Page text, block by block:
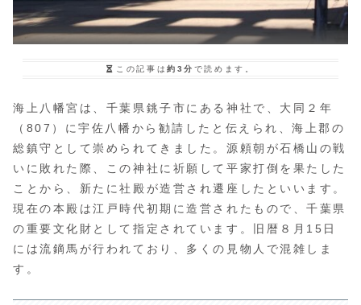
この記事は約3分 で読めます。
海上八幡宮は、千葉県銚子市にある神社で、大同２年
（807）に宇佐八幡から勧請したと伝えられ、海上郡の
総鎮守として崇められてきました。源頼朝が石橋山の戦
いに敗れた際、この神社に祈願して平家打倒を果たした
ことから、新たに社殿が造営され遷座したといいます。
現在の本殿は江戸時代初期に造営されたもので、千葉県
の重要文化財として指定されています。旧暦８月15日
には流鏑馬が行われており、多くの見物人で混雑しま
す。